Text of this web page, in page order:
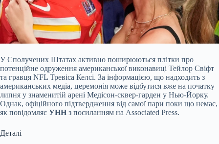
УСполучених Штатах активно поширюються плітки про
потенційне одруження американської виконавиці Тейлор Свіфт
та гравця NFL Тревіса Келсі. За інформацією, що надходить з
американських медіа, церемонія може відбутися вже на початку
липня у знаменитій арені Медісон-сквер-гарден у Нью-Йорку.
Однак, офіційного підтвердження від самої пари поки що немає,
як повідомляє УНН з посиланням на Associated Press.
Деталі